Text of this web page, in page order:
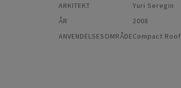
ARKITEKT
Yuri Seregin
ÅR
2008
ANVENDELSESOMRÅDECompact Roof